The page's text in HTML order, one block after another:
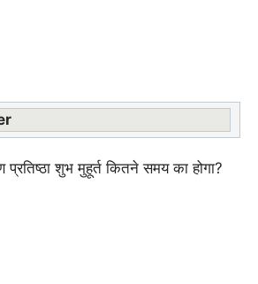
प्रतिष्ठा शुभ मुहूर्त कितने समय का होगा?